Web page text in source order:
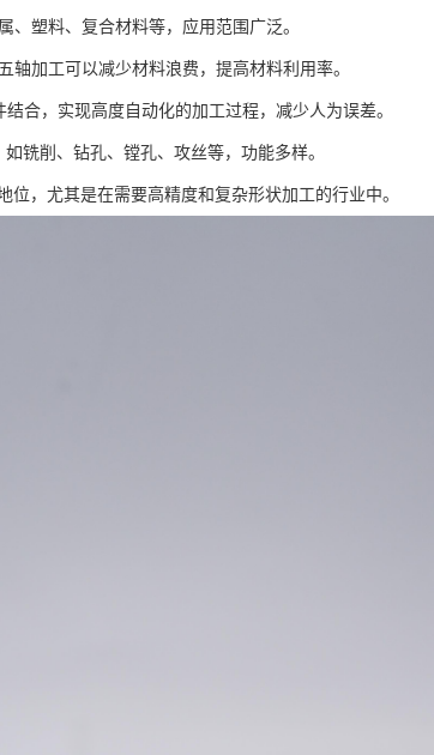
塑料、复合材料等，应用范围广泛。
加工可以减少材料浪费，提高材料利用率。
合，实现高度自动化的加工过程，减少人为误差。
铣削、钻孔、镗孔、攻丝等，功能多样。
，尤其是在需要高精度和复杂形状加工的行业中。